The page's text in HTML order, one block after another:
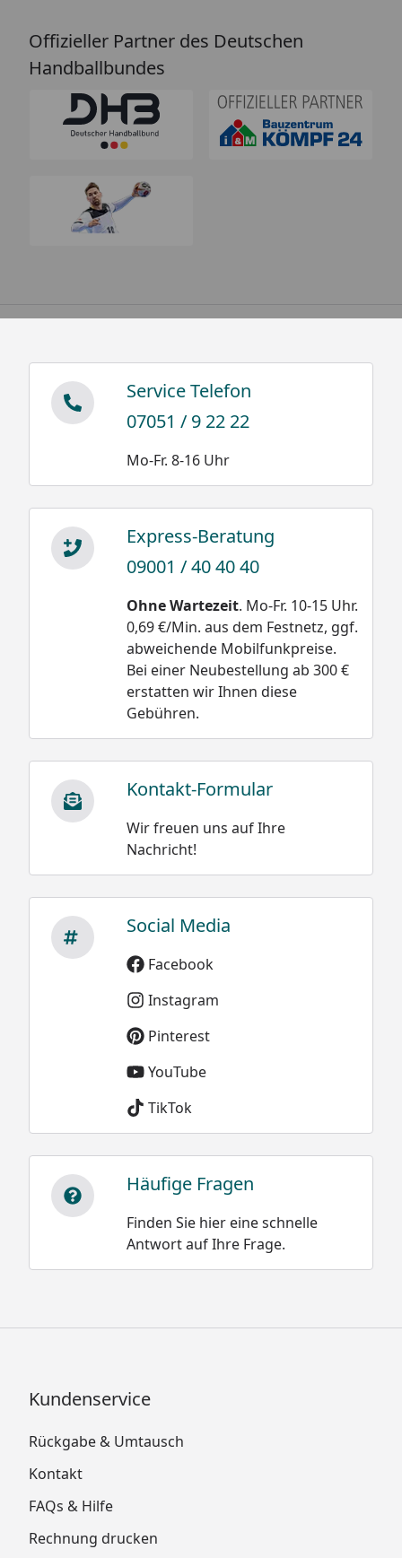
Offizieller Partner des Deutschen
Handballbundes
Service Telefon
07051 / 9 22 22
Mo-Fr. 8-16 Uhr
Express-Beratung
09001 / 40 40 40
Ohne Wartezeit. Mo-Fr. 10-15 Uhr.
0,69 €/Min. aus dem Festnetz, ggf.
abweichende Mobilfunkpreise.
Bei einer Neubestellung ab 300 €
erstatten wir Ihnen diese
Gebühren.
Kontakt-Formular
Wir freuen uns auf Ihre
Nachricht!
Social Media
Facebook
Instagram
Pinterest
YouTube
TikTok
Häufige Fragen
Finden Sie hier eine schnelle
Antwort auf Ihre Frage.
Kundenservice
Rückgabe & Umtausch
Kontakt
FAQs & Hilfe
Rechnung drucken